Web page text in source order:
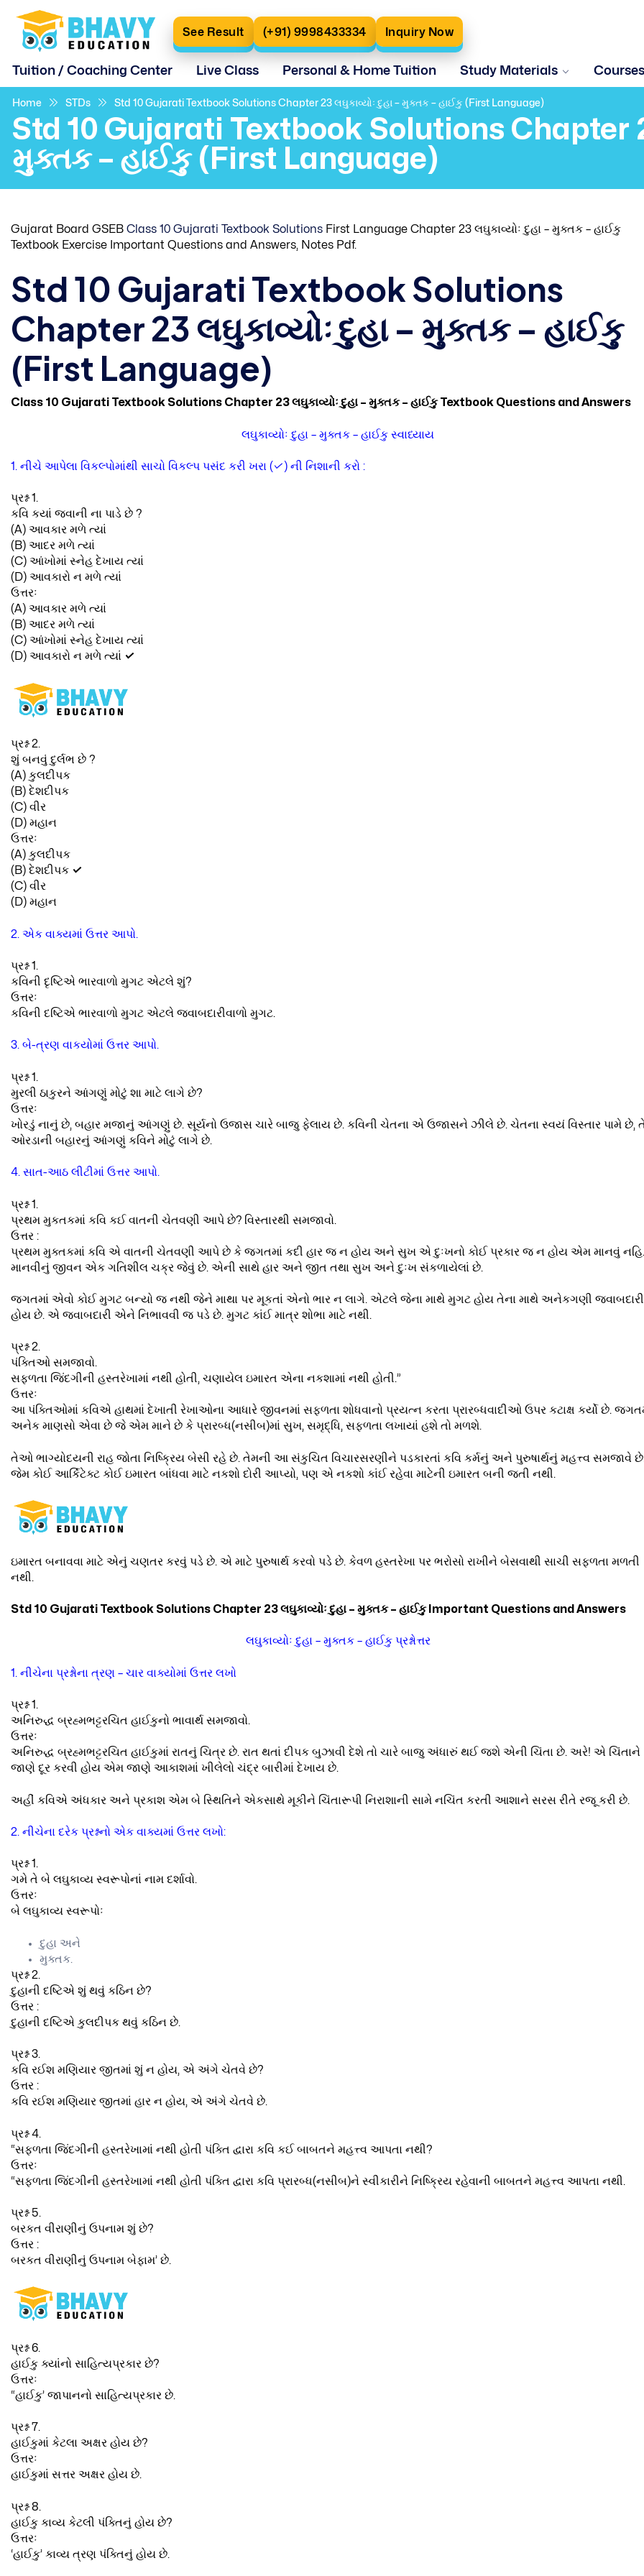
See Result (+91) 9998433334 Inquiry Now
Tuition / Coaching Center Live Class Personal & Home Tuition Study Materials Courses
Home STDs Std 10 Gujarati Textbook Solutions Chapter 23 લઘુકાવ્યોઃ દુહા – મુક્તક – હાઈકુ (First Language)
Std 10 Gujarati Textbook Solutions Chapter
મુક્તક – હાઈકુ (First Language)
Gujarat Board GSEB Class 10 Gujarati Textbook Solutions First Language Chapter 23 લઘુકાવ્યોઃ દુહા – મુક્તક – હાઈકુ
Textbook Exercise Important Questions and Answers, Notes Pdf.
Std 10 Gujarati Textbook Solutions
Chapter 23 લઘુકાવ્યોઃ દુહા – મુક્તક – હાઈકુ
(First Language)
Class 10 Gujarati Textbook Solutions Chapter 23 લઘુકાવ્યોઃ દુહા – મુક્તક – હાઈકુ Textbook Questions and Answers
લઘુકાવ્યોઃ દુહા – મુક્તક – હાઈકુ સ્વાધ્યાય
1. નીચે આપેલા વિકલ્પોમાંથી સાચો વિકલ્પ પસંદ કરી ખરા (✓) ની નિશાની કરો :
પ્રશ્ન 1.
કવિ કયાં જવાની ના પાડે છે ?
(A) આવકાર મળે ત્યાં
(B) આદર મળે ત્યાં
(C) આંખોમાં સ્નેહ દેખાય ત્યાં
(D) આવકારો ન મળે ત્યાં
ઉત્તરઃ
(A) આવકાર મળે ત્યાં
(B) આદર મળે ત્યાં
(C) આંખોમાં સ્નેહ દેખાય ત્યાં
(D) આવકારો ન મળે ત્યાં ✓
પ્રશ્ન 2.
શું બનવું દુર્લભ છે ?
(A) કુલદીપક
(B) દેશદીપક
(C) વીર
(D) મહાન
ઉત્તરઃ
(A) કુલદીપક
(B) દેશદીપક ✓
(C) વીર
(D) મહાન
2. એક વાક્યમાં ઉત્તર આપો.
પ્રશ્ન 1.
કવિની દૃષ્ટિએ ભારવાળો મુગટ એટલે શું?
ઉત્તરઃ
કવિની દષ્ટિએ ભારવાળો મુગટ એટલે જવાબદારીવાળો મુગટ.
3. બે-ત્રણ વાકયોમાં ઉત્તર આપો.
પ્રશ્ન 1.
મુરલી ઠાકુરને આંગણું મોટું શા માટે લાગે છે?
ઉત્તરઃ
ખોરડું નાનું છે, બહાર મજાનું આંગણું છે. સૂર્યનો ઉજાસ ચારે બાજુ ફેલાય છે. કવિની ચેતના એ ઉજાસને ઝીલે છે. ચેતના સ્વયં વિસ્તાર પામે છે,
ઓરડાની બહારનું આંગણું કવિને મોટું લાગે છે.
4. સાત-આઠ લીટીમાં ઉત્તર આપો.
પ્રશ્ન 1.
પ્રથમ મુકતકમાં કવિ કઈ વાતની ચેતવણી આપે છે? વિસ્તારથી સમજાવો.
ઉત્તર :
પ્રથમ મુક્તકમાં કવિ એ વાતની ચેતવણી આપે છે કે જગતમાં કદી હાર જ ન હોય અને સુખ એ દુઃખનો કોઈ પ્રકાર જ ન હોય એમ માનવું નહિ.
માનવીનું જીવન એક ગતિશીલ ચક્ર જેવું છે. એની સાથે હાર અને જીત તથા સુખ અને દુઃખ સંકળાયેલાં છે.
જગતમાં એવો કોઈ મુગટ બન્યો જ નથી જેને માથા પર મૂકતાં એનો ભાર ન લાગે. એટલે જેના માથે મુગટ હોય તેના માથે અનેકગણી જવાબદારી
હોય છે. એ જવાબદારી એને નિભાવવી જ પડે છે. મુગટ કાંઈ માત્ર શોભા માટે નથી.
પ્રશ્ન 2.
પંક્તિઓ સમજાવો.
સફળતા જિંદગીની હસ્તરેખામાં નથી હોતી, ચણાયેલ ઇમારત એના નકશામાં નથી હોતી.”
ઉત્તરઃ
આ પંક્તિઓમાં કવિએ હાથમાં દેખાતી રેખાઓના આધારે જીવનમાં સફળતા શોધવાનો પ્રયત્ન કરતા પ્રારબ્ધવાદીઓ ઉપર કટાક્ષ કર્યો છે.
અનેક માણસો એવા છે જે એમ માને છે કે પ્રારબ્ધ(નસીબ)માં સુખ, સમૃદ્ધિ, સફળતા લખાયાં હશે તો મળશે.
તેઓ ભાગ્યોદયની રાહ જોતા નિષ્ક્રિય બેસી રહે છે. તેમની આ સંકુચિત વિચારસરણીને પડકારતાં કવિ કર્મનું અને પુરુષાર્થનું મહત્ત્વ સમજાવે
જેમ કોઈ આર્કિટેક્ટ કોઈ ઇમારત બાંધવા માટે નકશો દોરી આપ્યો, પણ એ નકશો કાંઈ રહેવા માટેની ઇમારત બની જતી નથી.
ઇમારત બનાવવા માટે એનું ચણતર કરવું પડે છે. એ માટે પુરુષાર્થ કરવો પડે છે. કેવળ હસ્તરેખા પર ભરોસો રાખીને બેસવાથી સાચી સફળતા મળતી
નથી.
Std 10 Gujarati Textbook Solutions Chapter 23 લઘુકાવ્યોઃ દુહા – મુક્તક – હાઈકુ Important Questions and Answers
લઘુકાવ્યોઃ દુહા – મુક્તક – હાઈકુ પ્રશ્નોત્તર
1. નીચેના પ્રશ્નોના ત્રણ – ચાર વાક્યોમાં ઉત્તર લખો
પ્રશ્ન 1.
અનિરુદ્ધ બ્રહ્મભટ્ટરચિત હાઈકુનો ભાવાર્થ સમજાવો.
ઉત્તરઃ
અનિરુદ્ધ બ્રહ્મભટ્ટરચિત હાઈકુમાં રાતનું ચિત્ર છે. રાત થતાં દીપક બુઝાવી દેશે તો ચારે બાજુ અંધારું થઈ જશે એની ચિંતા છે. અરે! એ ચિંતાને
જાણે દૂર કરવી હોય એમ જાણે આકાશમાં ખીલેલો ચંદ્ર બારીમાં દેખાય છે.
અહીં કવિએ અંધકાર અને પ્રકાશ એમ બે સ્થિતિને એકસાથે મૂકીને ચિંતારૂપી નિરાશાની સામે નચિંત કરતી આશાને સરસ રીતે રજૂ કરી છે.
2. નીચેના દરેક પ્રશ્નનો એક વાક્યમાં ઉત્તર લખો:
પ્રશ્ન 1.
ગમે તે બે લઘુકાવ્ય સ્વરૂપોનાં નામ દર્શાવો.
ઉત્તરઃ
બે લઘુકાવ્ય સ્વરૂપોઃ
દુહા અને
મુક્તક.
પ્રશ્ન 2.
દુહાની દષ્ટિએ શું થવું કઠિન છે?
ઉત્તર :
દુહાની દષ્ટિએ કુલદીપક થવું કઠિન છે.
પ્રશ્ન 3.
કવિ રઈશ મણિયાર જીતમાં શું ન હોય, એ અંગે ચેતવે છે?
ઉત્તર :
કવિ રઈશ મણિયાર જીતમાં હાર ન હોય, એ અંગે ચેતવે છે.
પ્રશ્ન 4.
“સફળતા જિંદગીની હસ્તરેખામાં નથી હોતી પંક્તિ દ્વારા કવિ કઈ બાબતને મહત્ત્વ આપતા નથી?
ઉત્તરઃ
“સફળતા જિંદગીની હસ્તરેખામાં નથી હોતી પંક્તિ દ્વારા કવિ પ્રારબ્ધ(નસીબ)ને સ્વીકારીને નિષ્ક્રિય રહેવાની બાબતને મહત્ત્વ આપતા નથી.
પ્રશ્ન 5.
બરકત વીરાણીનું ઉપનામ શું છે?
ઉત્તર :
બરકત વીરાણીનું ઉપનામ બેફામ’ છે.
પ્રશ્ન 6.
હાઈકુ ક્યાંનો સાહિત્યપ્રકાર છે?
ઉત્તરઃ
“હાઈકુ’ જાપાનનો સાહિત્યપ્રકાર છે.
પ્રશ્ન 7.
હાઈકુમાં કેટલા અક્ષર હોય છે?
ઉત્તરઃ
હાઈકુમાં સત્તર અક્ષર હોય છે.
પ્રશ્ન 8.
હાઈકુ કાવ્ય કેટલી પંક્તિનું હોય છે?
ઉત્તરઃ
‘હાઈકુ’ કાવ્ય ત્રણ પંક્તિનું હોય છે.